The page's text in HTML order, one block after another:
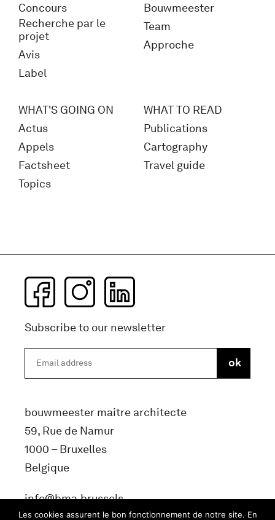
Concours
Recherche par le
projet
Avis
Label
Bouwmeester
Team
Approche
WHAT'S GOING ON
Actus
Appels
Factsheet
Topics
WHAT TO READ
Publications
Cartography
Travel guide
Subscribe to our newsletter
bouwmeester maitre architecte
59, Rue de Namur
1000 – Bruxelles
Belgique
info@bma.brussels
Les cookies assurent le bon fonctionnement de notre site. En